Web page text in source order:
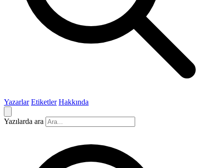
Yazarlar Etiketler Hakkında
Yazılarda ara